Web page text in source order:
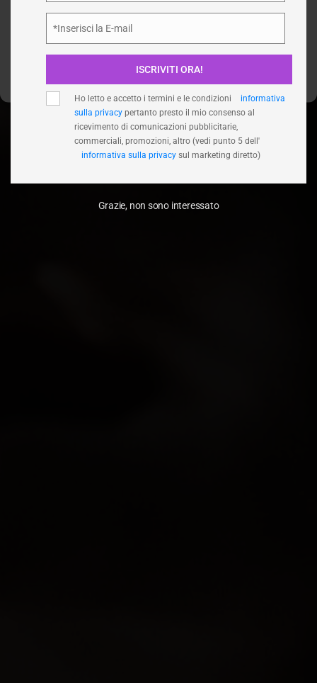
Accetta
Nega
Visualizza le preferenze
*Inserisci la E-mail
ISCRIVITI ORA!
Ho letto e accetto i termini e le condizioni
informativa
sulla privacy pertanto presto il mio consenso al
ricevimento di comunicazioni pubblicitarie,
commerciali, promozioni, altro (vedi punto 5 dell'
informativa sulla privacy sul marketing diretto)
Grazie, non sono interessato